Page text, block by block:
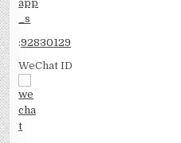
:92830129
WeChat ID